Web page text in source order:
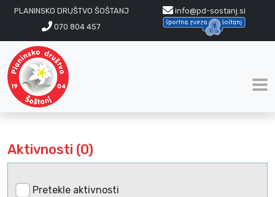
PLANINSKO DRUŠTVO ŠOŠTANJ
info@pd-sostanj.si
070 804 457
Aktivnosti (0)
Pretekle aktivnosti